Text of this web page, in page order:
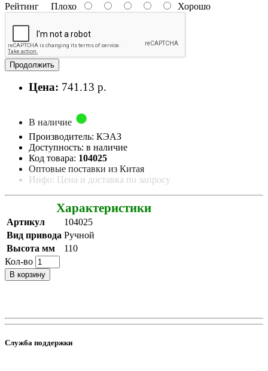
Рейтинг Плохо Хорошо
Продолжить
Цена: 741.13 р.
В наличие
Производитель: КЭАЗ
Доступность: в наличие
Код товара: 104025
Оптовые поставки из Китая
Инфо: Цена и доставка по запросу
Характеристики
Артикул
104025
Вид привода Ручной
Высота мм
110
Кол-во
В корзину
Служба поддержки